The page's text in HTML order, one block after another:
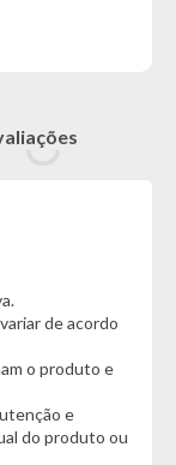
seu dia a dia.
de acordo
o produto e
e
do produto ou